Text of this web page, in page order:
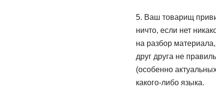
5. Ваш товарищ
ничто, если нет
на разбор
друг друга не
(особенно
какого-либо языка.